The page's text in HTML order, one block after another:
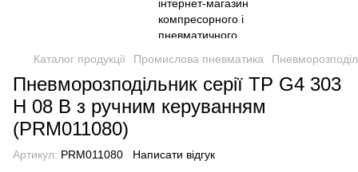
Каталог продукції Промислова пневматика
Пневморозподільник серії TP G4 303
H 08 B з ручним керуванням
(PRM011080)
Артикул: PRM011080 Написати відгук